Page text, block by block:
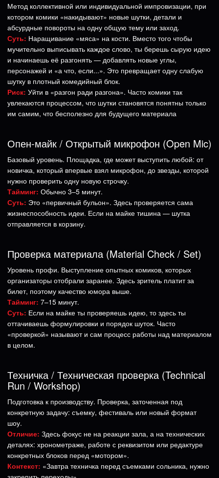
Метод коллективной или индивидуальной импровизации, при
котором комики «накидывают» новые шутки, детали и
абсурдные повороты на одну общую тему или заход.
Суть: Наращивание «мяса» на кости. Вместо того чтобы
мучительно выписывать каждое слово, ты берешь сырую идею
и начинаешь её разгонять — добавлять новые углы,
персонажей и «а что, если...». Это превращает одну слабую
шутку в плотный комедийный блок.
Риск: Уйти в «разгон ради разгона». Часто комики так
увлекаются процессом, что шутки становятся понятны только
им самим, что бесполезно для будущего материала
Опен-майк / Открытый микрофон (Open Mic)
Базовый уровень. Площадка, где может выступить любой: от
новичка, который впервые взял микрофон, до звезды, которой
нужно проверить одну новую строчку.
Тайминг: Обычно 3–5 минут.
Суть: Это «первичный бульон». Здесь проверяется сама
жизнеспособность идеи. Если на майке тишина — шутка
отправляется в корзину.
Проверка материала (Material Check / Set)
Уровень профи. Выступление опытных комиков, которых
организаторы отобрали заранее. Здесь зритель платит за
билет, поэтому качество юмора выше.
Тайминг: 7–15 минут.
Суть: Если на майке ты проверяешь идею, то здесь ты
оттачиваешь формулировки и порядок шуток. Часто
«проверкой» называют и сам процесс работы над материалом
в целом.
Техничка / Техническая проверка (Technical
Run / Workshop)
Подготовка к производству. Проверка, заточенная под
конкретную задачу: съемку, фестиваль или новый формат
шоу.
Отличие: Здесь фокус не на реакции зала, а на технических
деталях: хронометраже, работе с реквизитом или редактуре
конкретных блоков перед «мотором».
Контекст: «Завтра техничка перед съемками сольника, нужно